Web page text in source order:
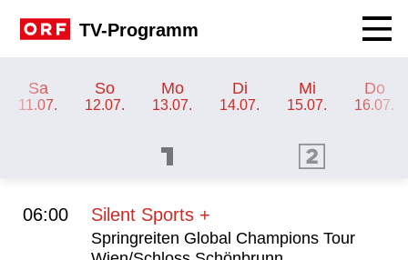
TV-Programm
Sa
11.07.
So
12.07.
Mo
13.07.
Di
14.07.
Mi
15.07.
Do
16.07.
ORF 2 Programm
06:00 Silent Sports +
Springreiten Global Champions Tour